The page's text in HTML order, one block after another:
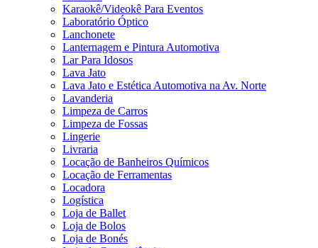
Karaokê/Videokê Para Eventos
Laboratório Óptico
Lanchonete
Lanternagem e Pintura Automotiva
Lar Para Idosos
Lava Jato
Lava Jato e Estética Automotiva na Av. Norte
Lavanderia
Limpeza de Carros
Limpeza de Fossas
Lingerie
Livraria
Locação de Banheiros Químicos
Locação de Ferramentas
Locadora
Logística
Loja de Ballet
Loja de Bolos
Loja de Bonés